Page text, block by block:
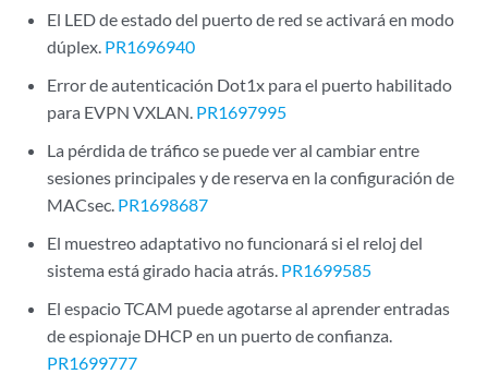
El LED de estado del puerto de red se activará en modo
dúplex. PR1696940
Error de autenticación Dot1x para el puerto habilitado
para EVPN VXLAN. PR1697995
La pérdida de tráfico se puede ver al cambiar entre
sesiones principales y de reserva en la configuración de
MACsec. PR1698687
El muestreo adaptativo no funcionará si el reloj del
sistema está girado hacia atrás. PR1699585
El espacio TCAM puede agotarse al aprender entradas
de espionaje DHCP en un puerto de confianza.
PR1699777